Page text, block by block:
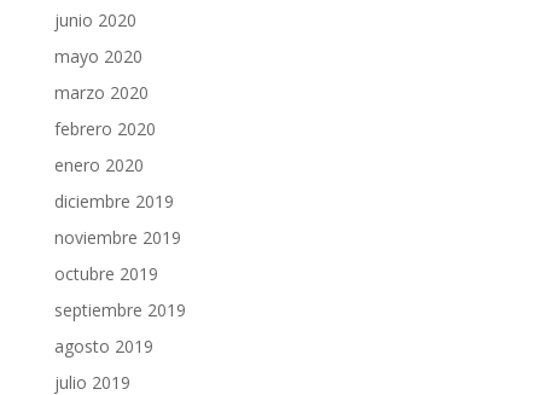
junio 2020
mayo 2020
marzo 2020
febrero 2020
enero 2020
diciembre 2019
noviembre 2019
octubre 2019
septiembre 2019
agosto 2019
julio 2019